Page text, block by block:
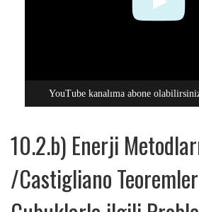
YouTube kanalıma abone
10.2.b) Enerji
/Castigliano